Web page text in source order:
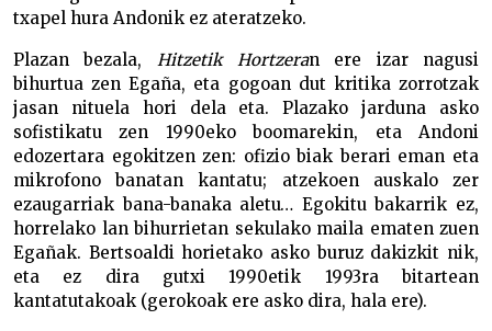
txapel hura Andonik ez ateratzeko.
Plazan bezala, Hitzetik Hortzeran ere izar nagusi
bihurtua zen Egaña, eta gogoan dut kritika zorrotzak
jasan nituela hori dela eta. Plazako jarduna asko
sofistikatu zen 1990eko boomarekin, eta Andoni
edozertara egokitzen zen: ofizio biak berari eman eta
mikrofono banatan kantatu; atzekoen auskalo zer
ezaugarriak bana-banaka aletu… Egokitu bakarrik ez,
horrelako lan bihurrietan sekulako maila ematen zuen
Egañak. Bertsoaldi horietako asko buruz dakizkit nik,
eta ez dira gutxi 1990etik 1993ra bitartean
kantatutakoak (gerokoak ere asko dira, hala ere).